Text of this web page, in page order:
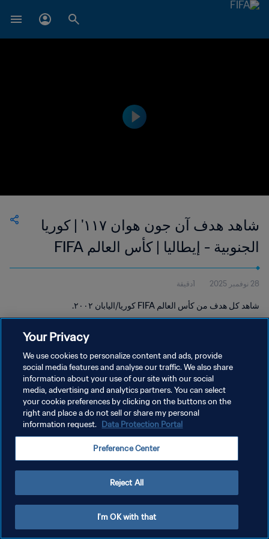
شاهد هدف آن جون هوان ١١٧' | كوريا
الجنوبية - إيطاليا | كأس العالم FIFA
كوريا/اليابان ٢٠٠٢
28 نوفمبر 2025 1دقيقة
شاهد كل هدف من كأس العالم FIFA كوريا/اليابان ٢٠٠٢.
سياسة الخصوصية
شروط الخدمة
إدارة تفضيلات ملفات تعريف الارتباط
Your Privacy
We use cookies to personalize content and ads, provide
social media features and analyse our traffic. We also share
information about your use of our site with our social
media, advertising and analytics partners. You can select
your cookie preferences by clicking on the buttons on the
right and place a do not sell or share my personal
information request. Data Protection Portal
Preference Center
Reject All
I'm OK with that